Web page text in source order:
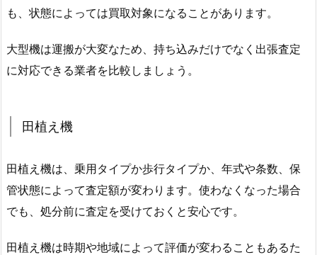
も、状態によっては買取対象になることがあります。
大型機は運搬が大変なため、持ち込みだけでなく出張査定
に対応できる業者を比較しましょう。
田植え機
田植え機は、乗用タイプか歩行タイプか、年式や条数、保
管状態によって査定額が変わります。使わなくなった場合
でも、処分前に査定を受けておくと安心です。
田植え機は時期や地域によって評価が変わることもあるた